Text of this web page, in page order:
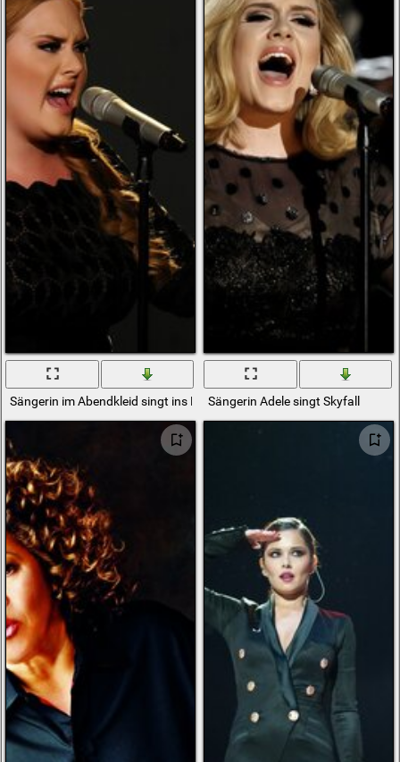
Sängerin im Abendkleid singt ins MikrofonSängerin Adele singt Skyfall